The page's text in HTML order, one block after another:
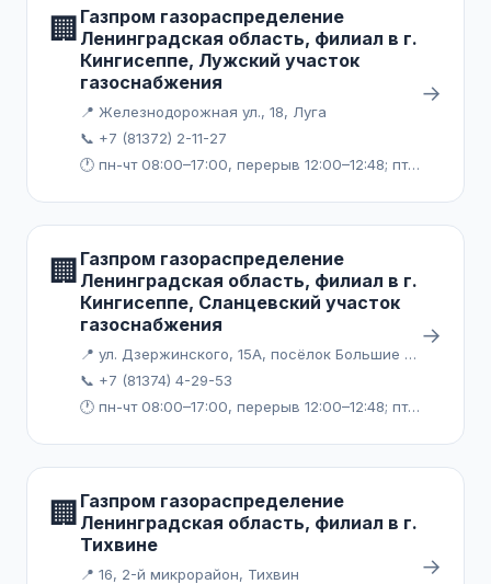
🏢 Газпром газораспределение
Ленинградская область, филиал в г.
Кингисеппе, Лужский участок
газоснабжения
📍 Железнодорожная ул., 18, Луга
📞 +7 (81372) 2-11-27
🕐 пн-чт 08:00–17:00, перерыв 12:00–12:48; пт 08:00–16:00, перерыв 12:00–12:48
→
🏢 Газпром газораспределение
Ленинградская область, филиал в г.
Кингисеппе, Сланцевский участок
газоснабжения
📍 ул. Дзержинского, 15А, посёлок Большие Лучки, Сланцы
📞 +7 (81374) 4-29-53
🕐 пн-чт 08:00–17:00, перерыв 12:00–12:48; пт 08:00–16:00, перерыв 12:00–12:48
→
🏢 Газпром газораспределение
Ленинградская область, филиал в г.
Тихвине
📍 16, 2-й микрорайон, Тихвин
→